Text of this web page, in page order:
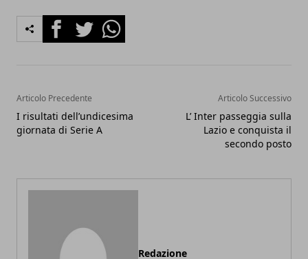
FacebookTwitterWhatsapp
Articolo Precedente
I risultati dell’undicesima
giornata di Serie A
Articolo Successivo
L’ Inter passeggia sulla
Lazio e conquista il
secondo posto
Redazione